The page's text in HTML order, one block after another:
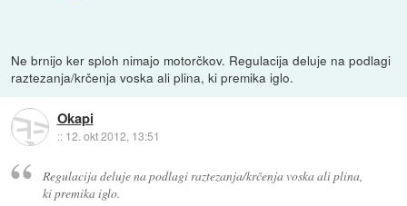
Ne brnijo ker sploh nimajo motorčkov. Regulacija deluje na podlagi
raztezanja/krčenja voska ali plina, ki premika iglo.
Okapi
:: 12. okt 2012, 13:51
Regulacija deluje na podlagi raztezanja/krčenja voska ali plina,
ki premika iglo.